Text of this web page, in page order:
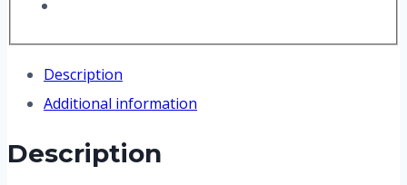
Description
Additional information
Description